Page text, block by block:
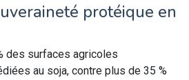
protéique en
des surfaces agricoles
au soja, contre plus de 35 %